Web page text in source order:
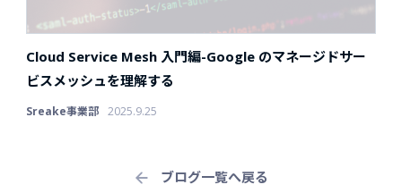
Cloud Service Mesh 入門編-Google のマネージドサー
ビスメッシュを理解する
Sreake事業部 2025.9.25
ブログ一覧へ戻る